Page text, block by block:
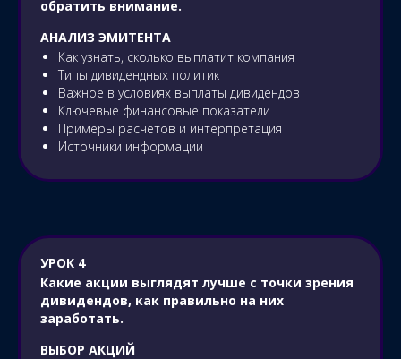
обратить внимание.
АНАЛИЗ ЭМИТЕНТА
Как узнать, сколько выплатит компания
Типы дивидендных политик
Важное в условиях выплаты дивидендов
Ключевые финансовые показатели
Примеры расчетов и интерпретация
Источники информации
УРОК 4
Какие акции выглядят лучше с точки зрения
дивидендов, как правильно на них
заработать.
ВЫБОР АКЦИЙ